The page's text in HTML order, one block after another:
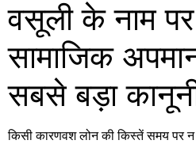
वसूली के नाम पर
सामाजिक
सबसे बड़ा
किसी कारणवश लोन की किस्तें समय पर न